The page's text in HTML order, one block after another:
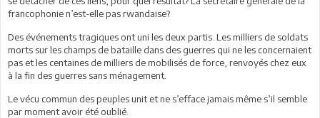
francophonie n’est-elle pas rwandaise?
Des événements tragiques ont uni les deux partis. Les milliers de soldats
morts sur les champs de bataille dans des guerres qui ne les concernaient
pas et les centaines de milliers de mobilisés de force, renvoyés chez eux
à la fin des guerres sans ménagement.
Le vécu commun des peuples unit et ne s’efface jamais même s’il semble
par moment avoir été oublié.